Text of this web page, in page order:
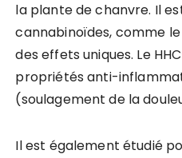
la plante de chanvre. Il
cannabinoïdes, comme le
des effets uniques. Le
propriétés anti-
(soulagement de la
Il est également étudié